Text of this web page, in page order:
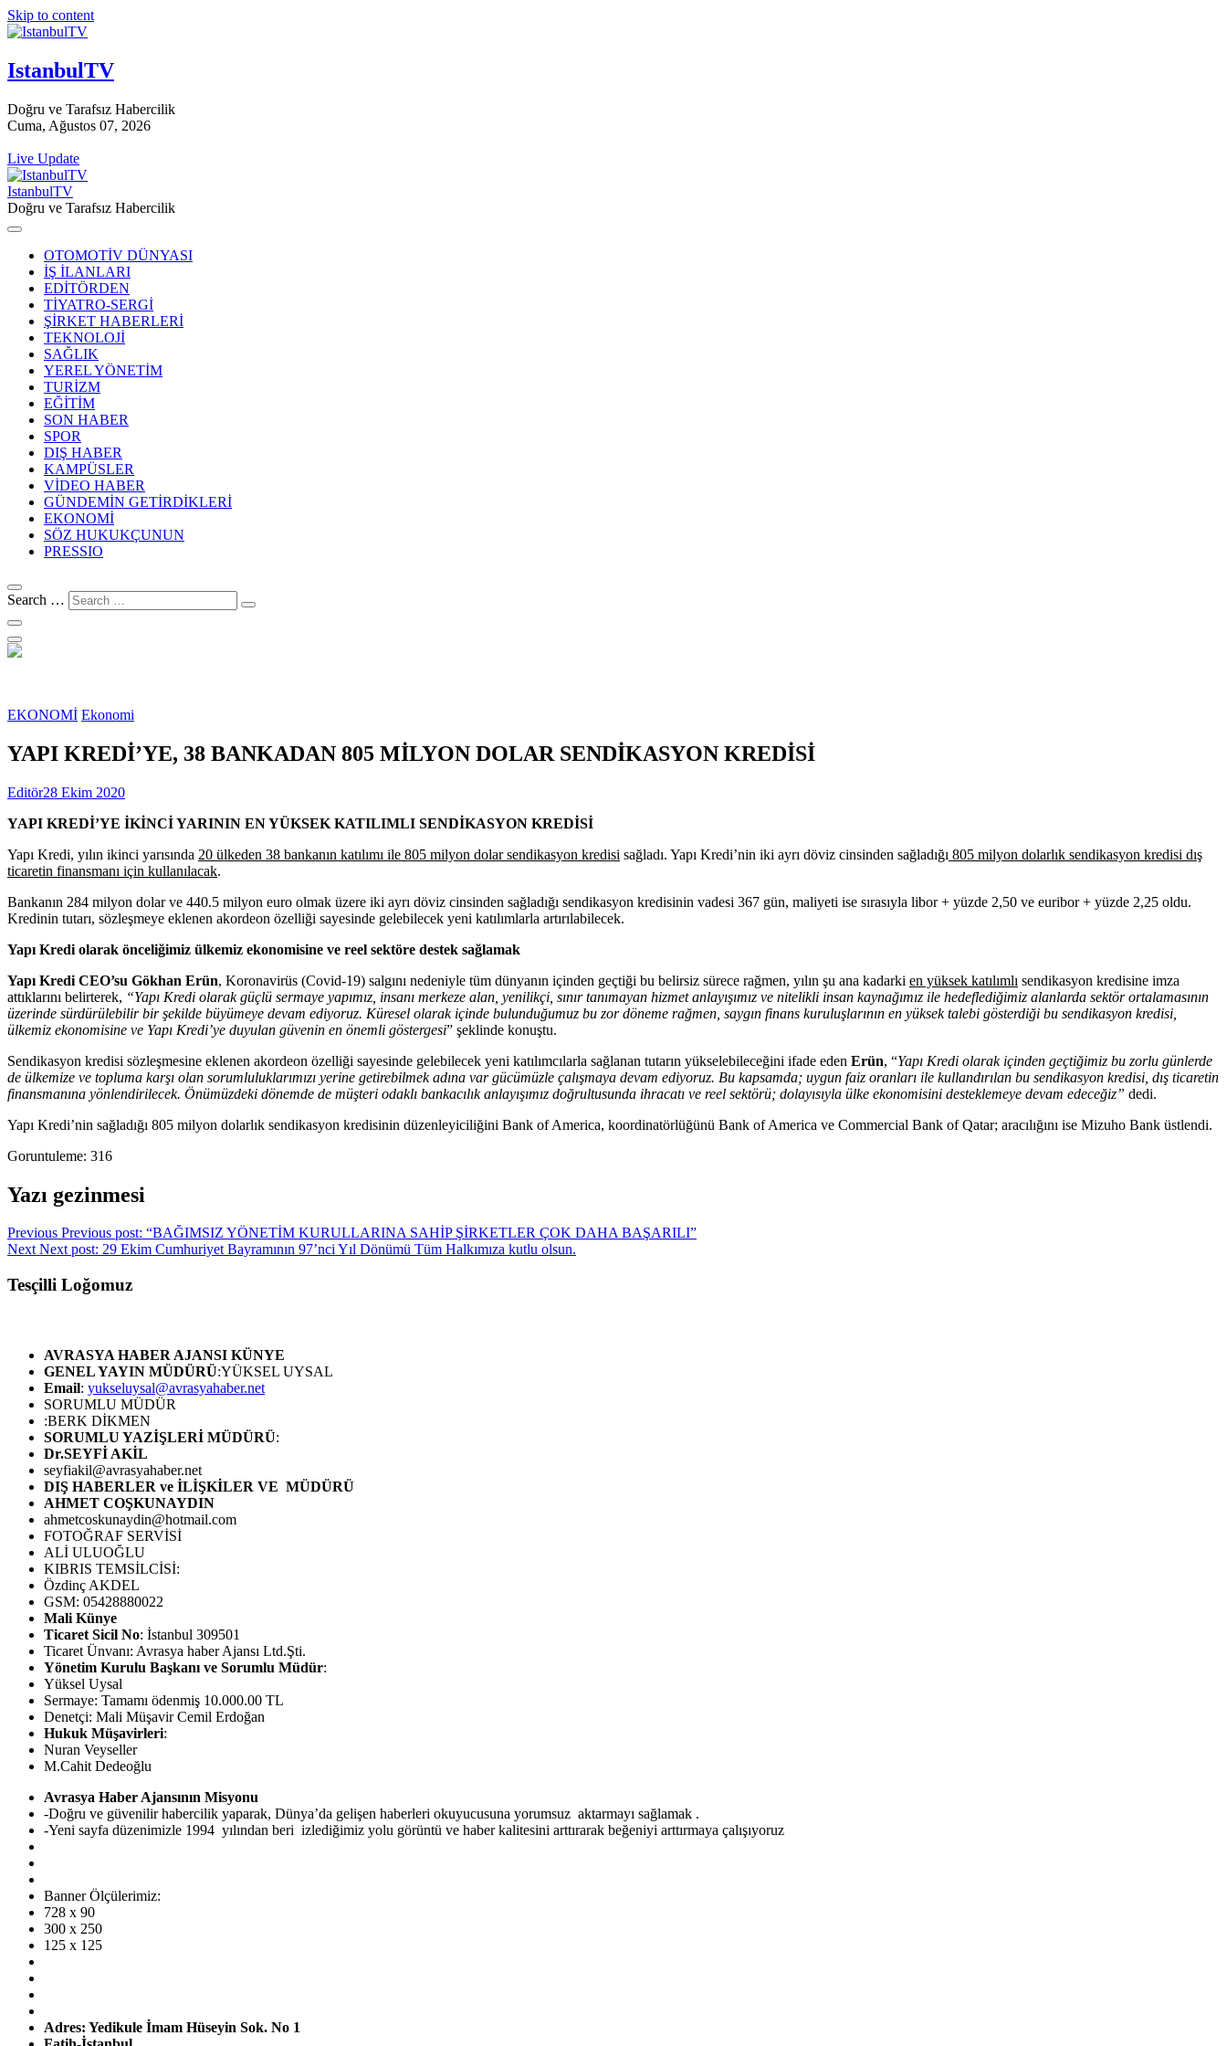
Skip to content
IstanbulTV
Doğru ve Tarafsız Habercilik
Cuma, Ağustos 07, 2026
Live Update
IstanbulTV
Doğru ve Tarafsız Habercilik
OTOMOTİV DÜNYASI
İŞ İLANLARI
EDİTÖRDEN
TİYATRO-SERGİ
ŞİRKET HABERLERİ
TEKNOLOJİ
SAĞLIK
YEREL YÖNETİM
TURİZM
EĞİTİM
SON HABER
SPOR
DIŞ HABER
KAMPÜSLER
VİDEO HABER
GÜNDEMİN GETİRDİKLERİ
EKONOMİ
SÖZ HUKUKÇUNUN
PRESSIO
Search …
EKONOMİ Ekonomi
YAPI KREDİ’YE, 38 BANKADAN 805 MİLYON DOLAR SENDİKASYON KREDİSİ
Editör28 Ekim 2020
YAPI KREDİ’YE İKİNCİ YARININ EN YÜKSEK KATILIMLI SENDİKASYON KREDİSİ
Yapı Kredi, yılın ikinci yarısında 20 ülkeden 38 bankanın katılımı ile 805 milyon dolar sendikasyon kredisi sağladı. Yapı Kredi’nin iki ayrı döviz cinsinden sağladığı 805 milyon dolarlık sendikasyon kredisi dış
ticaretin finansmanı için kullanılacak.
Bankanın 284 milyon dolar ve 440.5 milyon euro olmak üzere iki ayrı döviz cinsinden sağladığı sendikasyon kredisinin vadesi 367 gün, maliyeti ise sırasıyla libor + yüzde 2,50 ve euribor + yüzde 2,25 oldu.
Kredinin tutarı, sözleşmeye eklenen akordeon özelliği sayesinde gelebilecek yeni katılımlarla artırılabilecek.
Yapı Kredi olarak önceliğimiz ülkemiz ekonomisine ve reel sektöre destek sağlamak
Yapı Kredi CEO’su Gökhan Erün, Koronavirüs (Covid-19) salgını nedeniyle tüm dünyanın içinden geçtiği bu belirsiz sürece rağmen, yılın şu ana kadarki en yüksek katılımlı sendikasyon kredisine imza
attıklarını belirterek, “Yapı Kredi olarak güçlü sermaye yapımız, insanı merkeze alan, yenilikçi, sınır tanımayan hizmet anlayışımız ve nitelikli insan kaynağımız ile hedeflediğimiz alanlarda sektör ortalamasının
üzerinde sürdürülebilir bir şekilde büyümeye devam ediyoruz. Küresel olarak içinde bulunduğumuz bu zor döneme rağmen, saygın finans kuruluşlarının en yüksek talebi gösterdiği bu sendikasyon kredisi,
ülkemiz ekonomisine ve Yapı Kredi’ye duyulan güvenin en önemli göstergesi” şeklinde konuştu.
Sendikasyon kredisi sözleşmesine eklenen akordeon özelliği sayesinde gelebilecek yeni katılımcılarla sağlanan tutarın yükselebileceğini ifade eden Erün, “Yapı Kredi olarak içinden geçtiğimiz bu zorlu günlerde
de ülkemize ve topluma karşı olan sorumluluklarımızı yerine getirebilmek adına var gücümüzle çalışmaya devam ediyoruz. Bu kapsamda; uygun faiz oranları ile kullandırılan bu sendikasyon kredisi, dış ticaretin
finansmanına yönlendirilecek. Önümüzdeki dönemde de müşteri odaklı bankacılık anlayışımız doğrultusunda ihracatı ve reel sektörü; dolayısıyla ülke ekonomisini desteklemeye devam edeceğiz” dedi.
Yapı Kredi’nin sağladığı 805 milyon dolarlık sendikasyon kredisinin düzenleyiciliğini Bank of America, koordinatörlüğünü Bank of America ve Commercial Bank of Qatar; aracılığını ise Mizuho Bank üstlendi.
Goruntuleme: 316
Yazı gezinmesi
Previous Previous post: “BAĞIMSIZ YÖNETİM KURULLARINA SAHİP ŞİRKETLER ÇOK DAHA BAŞARILI”
Next Next post: 29 Ekim Cumhuriyet Bayramının 97’nci Yıl Dönümü Tüm Halkımıza kutlu olsun.
Tesçilli Loğomuz
AVRASYA HABER AJANSI KÜNYE
GENEL YAYIN MÜDÜRÜ:YÜKSEL UYSAL
Email: yukseluysal@avrasyahaber.net
SORUMLU MÜDÜR
:BERK DİKMEN
SORUMLU YAZİŞLERİ MÜDÜRÜ:
Dr.SEYFİ AKİL
seyfiakil@avrasyahaber.net
DIŞ HABERLER ve İLİŞKİLER VE MÜDÜRÜ
AHMET COŞKUNAYDIN
ahmetcoskunaydin@hotmail.com
FOTOĞRAF SERVİSİ
ALİ ULUOĞLU
KIBRIS TEMSİLCİSİ:
Özdinç AKDEL
GSM: 05428880022
Mali Künye
Ticaret Sicil No: İstanbul 309501
Ticaret Ünvanı: Avrasya haber Ajansı Ltd.Şti.
Yönetim Kurulu Başkanı ve Sorumlu Müdür:
Yüksel Uysal
Sermaye: Tamamı ödenmiş 10.000.00 TL
Denetçi: Mali Müşavir Cemil Erdoğan
Hukuk Müşavirleri:
Nuran Veyseller
M.Cahit Dedeoğlu
Avrasya Haber Ajansının Misyonu
-Doğru ve güvenilir habercilik yaparak, Dünya’da gelişen haberleri okuyucusuna yorumsuz aktarmayı sağlamak .
-Yeni sayfa düzenimizle 1994 yılından beri izlediğimiz yolu görüntü ve haber kalitesini arttırarak beğeniyi arttırmaya çalışıyoruz
Banner Ölçülerimiz:
728 x 90
300 x 250
125 x 125
Adres: Yedikule İmam Hüseyin Sok. No 1